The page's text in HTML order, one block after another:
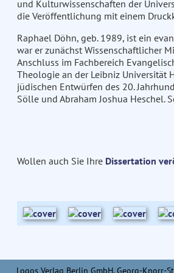
und Kulturwissenschaften der
die Veröffentlichung mit einem
Raphael Döhn, geb. 1989, ist ein
war er zunächst Wissenschaftlicher
Anschluss im Fachbereich
Theologie an der Leibniz Universität
jüdischen Entwürfen des 20.
Sölle und Abraham Joshua Heschel.
Wollen auch Sie Ihre Dissertation
Logos Verlag Berlin GmbH, Georg-Knorr-